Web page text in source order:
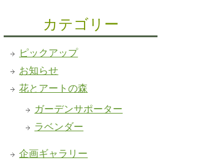
カテゴリー
ピックアップ
お知らせ
花とアートの森
ガーデンサポーター
ラベンダー
企画ギャラリー